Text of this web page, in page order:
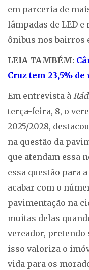
em parceria de
lâmpadas de LED
ônibus nos bairros
LEIA TAMBÉM:
Cruz tem 23,5%
Em entrevista à
terça-feira, 8, o
2025/2028,
na questão da
que atendam essa
essa questão para
acabar com o
pavimentação na
muitas delas
vereador,
isso valoriza o
vida para os